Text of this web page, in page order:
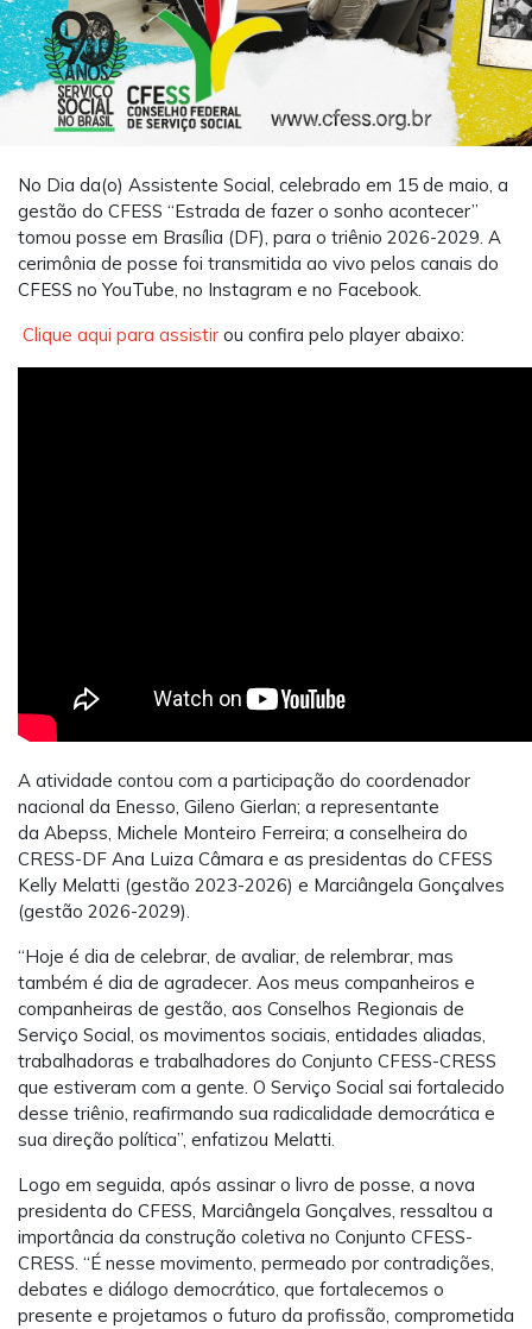
No Dia da(o) Assistente Social, celebrado em 15 de maio, a
gestão do CFESS “Estrada de fazer o sonho acontecer”
tomou posse em Brasília (DF), para o triênio 2026-2029. A
cerimônia de posse foi transmitida ao vivo pelos canais do
CFESS no YouTube, no Instagram e no Facebook.
Clique aqui para assistir ou confira pelo player abaixo:
A atividade contou com a participação do coordenador
nacional da Enesso, Gileno Gierlan; a representante
da Abepss, Michele Monteiro Ferreira; a conselheira do
CRESS-DF Ana Luiza Câmara e as presidentas do CFESS
Kelly Melatti (gestão 2023-2026) e Marciângela Gonçalves
(gestão 2026-2029).
“Hoje é dia de celebrar, de avaliar, de relembrar, mas
também é dia de agradecer. Aos meus companheiros e
companheiras de gestão, aos Conselhos Regionais de
Serviço Social, os movimentos sociais, entidades aliadas,
trabalhadoras e trabalhadores do Conjunto CFESS-CRESS
que estiveram com a gente. O Serviço Social sai fortalecido
desse triênio, reafirmando sua radicalidade democrática e
sua direção política”, enfatizou Melatti.
Logo em seguida, após assinar o livro de posse, a nova
presidenta do CFESS, Marciângela Gonçalves, ressaltou a
importância da construção coletiva no Conjunto CFESS-
CRESS. “É nesse movimento, permeado por contradições,
debates e diálogo democrático, que fortalecemos o
presente e projetamos o futuro da profissão, comprometida